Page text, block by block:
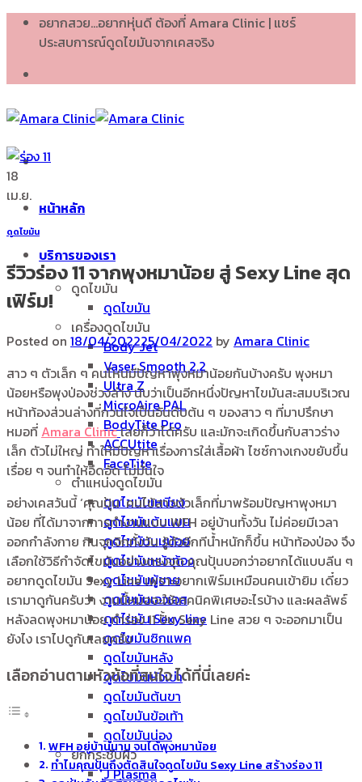
Skip อยากสวย...อยากหุ่นดี ต้องที่ Amara Clinic | แชร์
ประสบการณ์ดูดไขมันจากเคสจริง
หน้าหลัก
บริการของเรา
ดูดไขมัน
ดูดไขมัน
เครื่องดูดไขมัน
Body Jet
Vaser Smooth 2.2
Ultra Z
MicroAire PAL
BodyTite Pro
ACCUtite
FaceTite
ตำแหน่งดูดไขมัน
ดูดไขมันเหนียง
ดูดไขมันต้นแขน
ดูดไขมันนมน้อย
ดูดไขมันหน้าท้อง
ดูดไขมันผู้ชาย
ดูดไขมันเอวเอส
ดูดไขมัน Sexy line
ดูดไขมันซิกแพค
ดูดไขมันหลัง
ดูดไขมันหัวเข่า
ดูดไขมันต้นขา
ดูดไขมันข้อเท้า
ดูดไขมันน่อง
ยกกระชับผิว
J Plasma
18
เม.ย.
ดูดไขมัน
รีวิวร่อง 11 จากพุงหมาน้อย สู่ Sexy Line สุด
เฟิร์ม!
Posted on 18/04/202225/04/2022 by Amara Clinic
สาว ๆ ตัวเล็ก ๆ คนไหนมีปัญหาพุงหมาน้อยกันบ้างครับ พุงหมา
น้อยหรือพุงป่องช่วงล่าง นับว่าเป็นอีกหนึ่งปัญหาไขมันสะสมบริเวณ
หน้าท้องส่วนล่างที่กวนใจเป็นอันดับต้น ๆ ของสาว ๆ ที่มาปรึกษา
หมอที่ Amara Clinicเลยก็ว่าได้ครับ และมักจะเกิดขึ้นกับสาวร่าง
เล็ก ตัวไม่ใหญ่ ทำให้มีปัญหาเรื่องการใส่เสื้อผ้า ไซซ์กางเกงขยับขึ้น
เรื่อย ๆ จนทำให้อึดอัด ไม่มั่นใจ
อย่างเคสวันนี้ ‘คุณปุ้น’ คนไข้สาวตัวเล็กที่มาพร้อมปัญหาพุงหมา
น้อย ที่ได้มาจากการทำงานแบบ WFH อยู่บ้านทั้งวัน ไม่ค่อยมีเวลา
ออกกำลังกาย กินจุกจิกทั้งวัน รู้ตัวอีกทีน้ำหนักก็ขึ้น หน้าท้องป่อง จึง
เลือกใช้วิธีกำจัดไขมันอย่างตรงจุด คุณปุ้นบอกว่าอยากได้แบบลีน ๆ
อยากดูดไขมัน Sexy Line เพราะอยากเฟิร์มเหมือนคนเข้ายิม เดี๋ยว
เรามาดูกันครับว่า งานนี้หมอจะใช้เทคนิคพิเศษอะไรบ้าง และผลลัพธ์
หลังลดพุงหมาน้อย ทำร่อง 11 ปั้น Sexy Line สวย ๆ จะออกมาเป็น
ยังไง เราไปดูกันเลยครับ
เลือกอ่านตามหัวข้อที่สนใจ ได้ที่นี่เลยค่ะ
WFH อยู่บ้านนาน จนได้พุงหมาน้อย
ทำไมคุณปุ้นถึงตัดสินใจดูดไขมัน Sexy Line สร้างร่อง 11